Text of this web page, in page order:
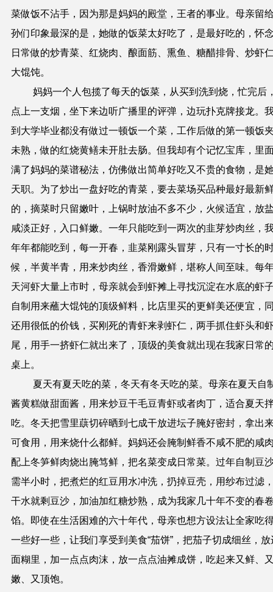
菜做饭不沾手，因为那是妈妈的殿堂，王者的事业。母亲留
孙们印象最深的是，她做的饭菜太好吃了，是最好吃的，怀
日常做的炒青菜、红烧肉、酿面筋、熏鱼、糖醋排骨、炒虾
大馄饨。
妈妈一个人包揽了每天的饭菜，从买到洗到烧，忙完后
点上一支烟，坐下来边听广播里的评弹 ， 边玩扑克牌接龙。
到大学毕业都没有做过一顿饭一个菜 ，工作后做的第一顿饭
未熟，做的红烧黄鳝未开肚去肠。但我却有个记忆宝库，里
满了妈妈的菜谱秘法，仿佛做出简单好吃又不贵的食物，是
天职。为了炒出一盘好吃的青菜，要去菜场买品种最好最新
的，摘菜时只留嫩叶，上锅时放油不多不少，火候适宜，放
咸淡正好，入口鲜嫩。一年只能吃到一两次的韭芽炒肉丝，
年年都能吃到，每一开春，韭菜刚露头冒芽，只有一寸长的
候，半黄半青，用来炒肉丝，香滑嫩鲜，堪称人间至味。每
天河虾大量上市时，母亲就会到虾摊上寻找沉淀在水底的虾
自制用来蘸大馄饨的顶级鲜料，比店里买的更鲜美还便宜 ，
还用很低的价钱，买刚死的青虾来剥虾仁，两手抓住虾头和
尾，用手一挤虾仁就出来了，顶级的美食就出现在我家日常
桌上。
夏天有夏天吃的菜，冬天有冬天吃的菜。母亲在夏天自
酱黄糕做甜面酱，用来炒豆干毛豆青虾或者肉丁，适合夏天
吃。冬天把雪里蕻切碎晒到七成干放进坛子腌好密封，拿出
可食用，用来烧什么都鲜。妈妈还会腌制鲜香不咸不肥的咸
配上冬笋鲜肉烧出腌笃鲜，把名菜变成日常菜。过年自制豆
需半小时，把煮烂的红豆用水冲洗，扔掉豆壳，用纱布过滤
干水就剩豆沙，加油加红糖炒熟，成为我家几十年不变的春
馅。即使在生活困难的六十年代，母亲也想方设法让全家吃
一些好一些，让我们享受到美食“茄饼” ，把茄子切成细丝，放
面糊里，加一点点肉沫，放一点点油摊成饼，吃起来又鲜、
嫩、又顶饱。